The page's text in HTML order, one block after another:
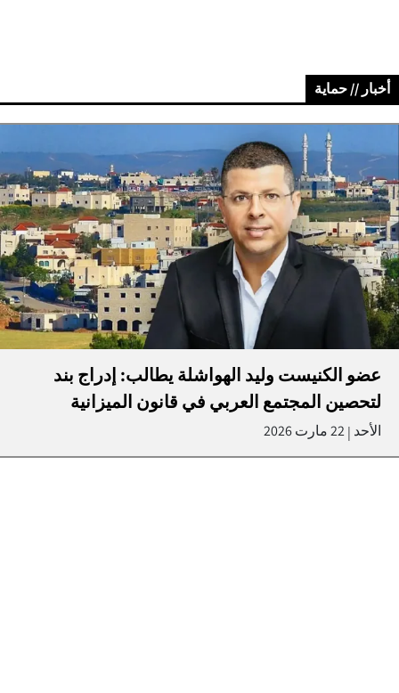
أخبار // حماية
عضو الكنيست وليد الهواشلة يطالب: إدراج بند
لتحصين المجتمع العربي في قانون الميزانية
الأحد |22 مارت 2026